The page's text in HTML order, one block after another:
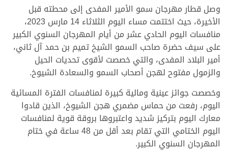
وصل قطار مهرجان سمو الأمير المفدى إلى محطته قبل
الأخيرة، حيث اختتمت مساء اليوم الثلاثاء 14 مارس 2023،
منافسات اليوم الحادي عشر من أيام المهرجان السنوي الكبير
على سيف حضرة صاحب السمو الشيخ تميم بن حمد آل ثاني،
أمير البلاد المفدى، والتي خصصت لأقوى تحديات الحيل
والزمول مفتوح لهجن أصحاب السمو والسعادة الشيوخ.
وخصصت جوائز عينية ومالية كبيرة لمنافسات الفترة المسائية
اليوم، رفعت من حماس مضمري هجن الشيوخ، الذين قادوا
معارك اليوم بتركيز شديد واعتبروها بروقة قوية لمنافسات
اليوم الختامي التي تقام بعد أقل من 48 ساعة في ختام
المهرجان السنوي الكبير.